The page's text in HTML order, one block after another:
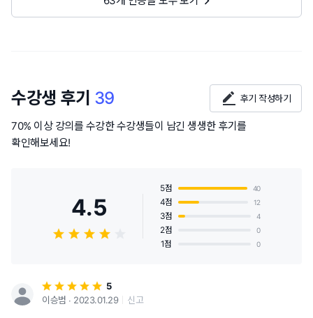
수강생 후기 39 후기 작성하기
70% 이상 강의를 수강한 수강생들이 남긴 생생한 후기를
확인해보세요!
4.5
5점 40
4점 12
3점 4
2점 0
1점 0
5
이승범 ∙ 2023.01.29
신고